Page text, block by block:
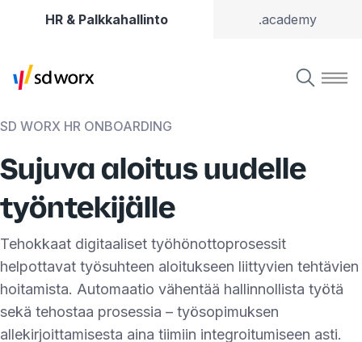
HR & Palkkahallinto .academy
SD WORX HR ONBOARDING
Sujuva aloitus uudelle
työntekijälle
Tehokkaat digitaaliset työhönottoprosessit
helpottavat työsuhteen aloitukseen liittyvien tehtävien
hoitamista. Automaatio vähentää hallinnollista työtä
sekä tehostaa prosessia – työsopimuksen
allekirjoittamisesta aina tiimiin integroitumiseen asti.